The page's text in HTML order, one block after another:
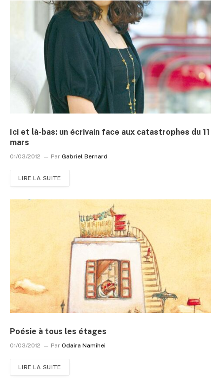
Ici et là-bas: un écrivain face aux catastrophes du 11
mars
01/03/2012 Par Gabriel Bernard
LIRE LA SUITE
Poésie à tous les étages
01/03/2012 Par Odaira Namihei
LIRE LA SUITE